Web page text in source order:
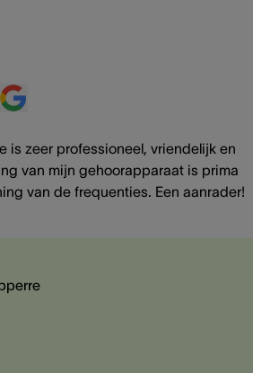
is zeer professioneel, vriendelijk en
van mijn gehoorapparaat is prima
van de frequenties. Een aanrader!